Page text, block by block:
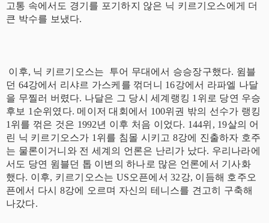
고통 속에서도 경기를 포기하지 않은 닉 키르기오스에게 더
큰 박수를 보냈다.
이후, 닉 키르기오스는 투어 무대에서 승승장구했다. 윔블
던 64강에서 리샤르 가스케를 꺾더니 16강에서 라파엘 나달
을 무찔러 버렸다. 나달은 그 당시 세계랭킹 1위로 당연 우승
후보 1순위였다. 메이저 대회에서 100위권 밖의 선수가 랭킹
1위를 꺾은 것은 1992년 이후 처음 이었다. 144위, 19살의 어
린 닉 키르기오스가 1위를 침몰 시키고 8강에 진출하자 호주
는 물론이거니와 전 세계의 언론은 난리가 났다. 우리나라에
서도 당연 윔블던 톱 이변의 하나로 많은 언론에서 기사화
했다. 이후, 키르기오스는 US오픈에서 32강, 이듬해 호주오
픈에서 다시 8강에 오르며 자신의 테니스를 견고히 구축해
나갔다.